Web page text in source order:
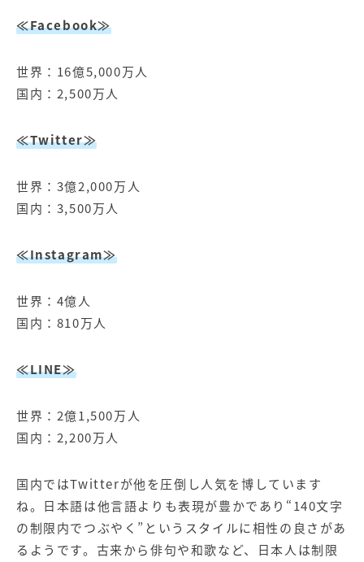
≪Facebook≫
世界：16億5,000万人
国内：2,500万人
≪Twitter≫
世界：3億2,000万人
国内：3,500万人
≪Instagram≫
世界：4億人
国内：810万人
≪LINE≫
世界：2億1,500万人
国内：2,200万人
国内ではTwitterが他を圧倒し人気を博しています
ね。日本語は他言語よりも表現が豊かであり“140文字
の制限内でつぶやく”というスタイルに相性の良さがあ
るようです。古来から俳句や和歌など、日本人は制限